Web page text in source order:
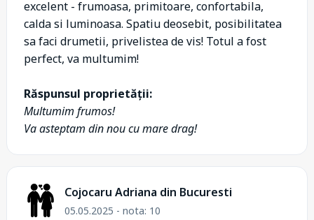
excelent - frumoasa, primitoare, confortabila,
calda si luminoasa. Spatiu deosebit, posibilitatea
sa faci drumetii, privelistea de vis! Totul a fost
perfect, va multumim!
Răspunsul proprietății:
Multumim frumos!
Va asteptam din nou cu mare drag!
Cojocaru Adriana din Bucuresti
05.05.2025 - nota: 10